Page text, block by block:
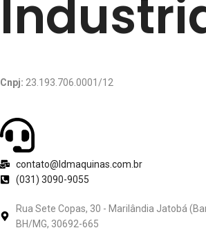
Cnpj: 23.193.706.0001/12
contato@ldmaquinas.com.br
(031) 3090-9055
Rua Sete Copas, 30 - Marilândia Jatobá
BH/MG, 30692-665